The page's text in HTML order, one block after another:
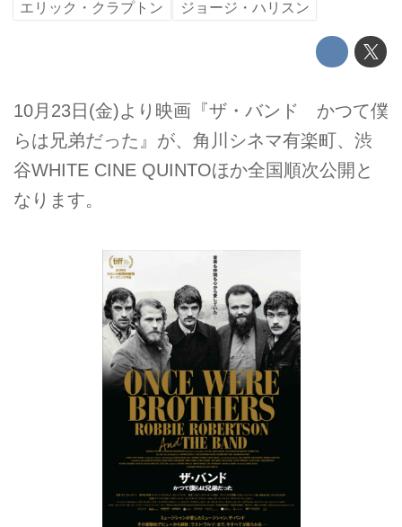
エリック・クラプトン
ジョージ・ハリスン
10月23日(金)より映画『ザ・バンド かつて僕
らは兄弟だった』が、角川シネマ有楽町、渋
谷WHITE CINE QUINTOほか全国順次公開と
なります。